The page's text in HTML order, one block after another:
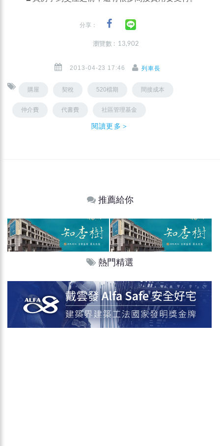
分享：
瀏覽數 : 13,902
2013-04-23 17:46 列車長
購屋 契稅 520檔期 間接成本
仲介費 代書費 社區管理基金
閱讀更多＞
推薦給你
熱門精選